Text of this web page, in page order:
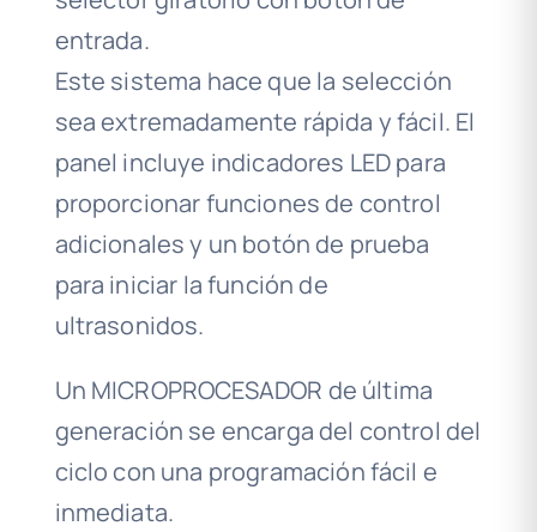
entrada.
Este sistema hace que la selección
sea extremadamente rápida y fácil. El
panel incluye indicadores LED para
proporcionar funciones de control
adicionales y un botón de prueba
para iniciar la función de
ultrasonidos.
Un MICROPROCESADOR de última
generación se encarga del control del
ciclo con una programación fácil e
inmediata.